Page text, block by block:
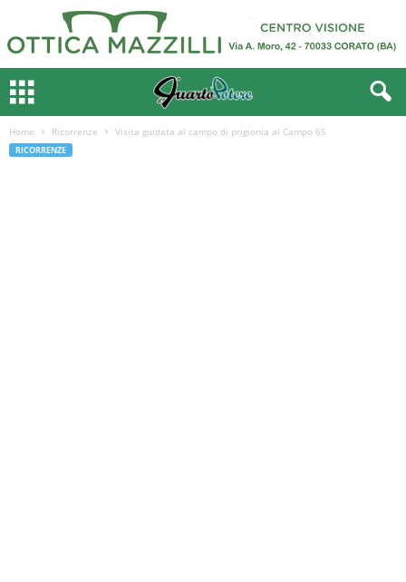
Home Ricorrenze Visita guidata al campo di prigionia al Campo 65
RICORRENZE